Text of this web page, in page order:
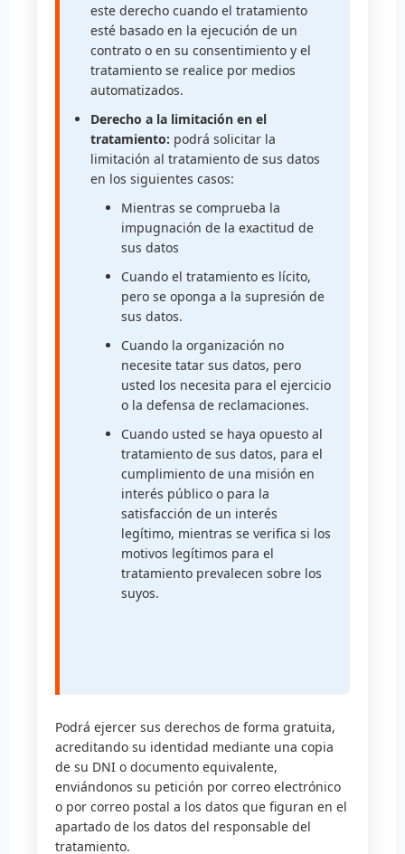
este derecho cuando el tratamiento
esté basado en la ejecución de un
contrato o en su consentimiento y el
tratamiento se realice por medios
automatizados.
Derecho a la limitación en el
tratamiento: podrá solicitar la
limitación al tratamiento de sus datos
en los siguientes casos:
Mientras se comprueba la
impugnación de la exactitud de
sus datos
Cuando el tratamiento es lícito,
pero se oponga a la supresión de
sus datos.
Cuando la organización no
necesite tatar sus datos, pero
usted los necesita para el ejercicio
o la defensa de reclamaciones.
Cuando usted se haya opuesto al
tratamiento de sus datos, para el
cumplimiento de una misión en
interés público o para la
satisfacción de un interés
legítimo, mientras se verifica si los
motivos legítimos para el
tratamiento prevalecen sobre los
suyos.
Podrá ejercer sus derechos de forma gratuita,
acreditando su identidad mediante una copia
de su DNI o documento equivalente,
enviándonos su petición por correo electrónico
o por correo postal a los datos que figuran en el
apartado de los datos del responsable del
tratamiento.